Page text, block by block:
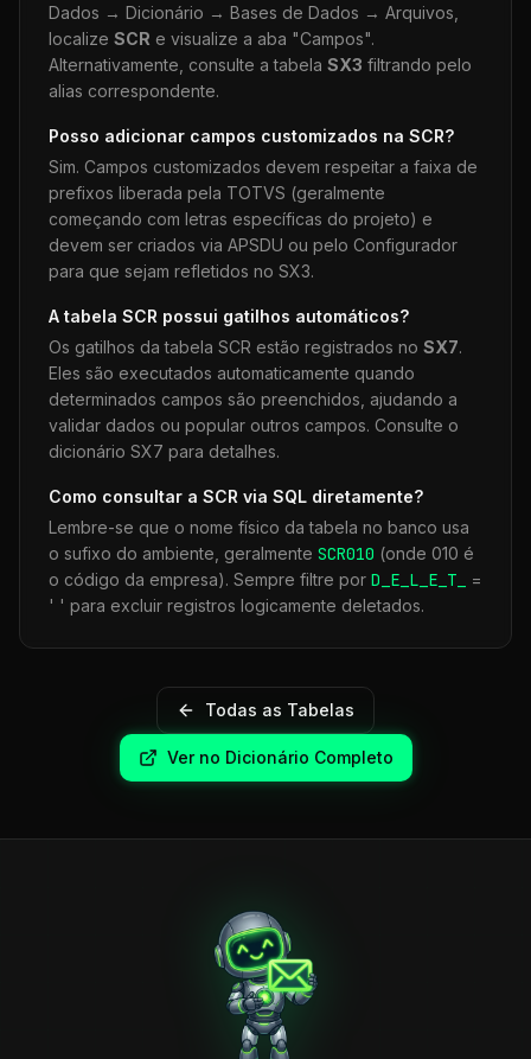
Dados → Dicionário → Bases de Dados → Arquivos,
localize SCR e visualize a aba "Campos".
Alternativamente, consulte a tabela SX3 filtrando pelo
alias correspondente.
Posso adicionar campos customizados na SCR?
Sim. Campos customizados devem respeitar a faixa de
prefixos liberada pela TOTVS (geralmente
começando com letras específicas do projeto) e
devem ser criados via APSDU ou pelo Configurador
para que sejam refletidos no SX3.
A tabela SCR possui gatilhos automáticos?
Os gatilhos da tabela SCR estão registrados no SX7.
Eles são executados automaticamente quando
determinados campos são preenchidos, ajudando a
validar dados ou popular outros campos. Consulte o
dicionário SX7 para detalhes.
Como consultar a SCR via SQL diretamente?
Lembre-se que o nome físico da tabela no banco usa
o sufixo do ambiente, geralmente SCR010 (onde 010 é
o código da empresa). Sempre filtre por D_E_L_E_T_
=
' ' para excluir registros logicamente deletados.
Todas as Tabelas
Ver no Dicionário Completo